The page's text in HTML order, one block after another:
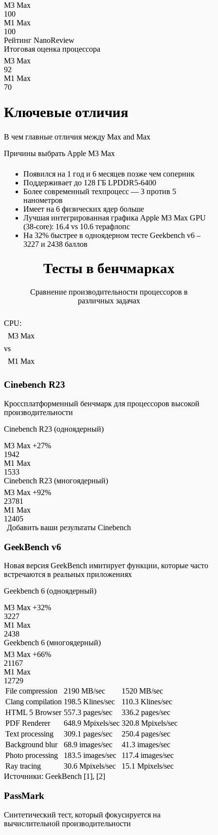
M3 Max
100
M1 Max
100
Рейтинг NanoReview
Итоговая оценка процессора
M3 Max
92
M1 Max
70
Ключевые отличия
В чем главные отличия между Max and Max
Причины выбрать Apple M3 Max
Появился на 1 год и 6 месяцев позже чем соперник
Поддерживает до 128 ГБ LPDDR5-6400
Более современный техпроцесс — 3 против 5
нанометров
Имеет на 6 физических ядер больше
Лучшая интегрированная графика Apple M3 Max GPU
(38-core): 16.4 vs 10.6 терафлопс
На 32% быстрее в одноядерном тесте Geekbench v6 –
3227 и 2438 баллов
Тесты в бенчмарках
Сравнение производительности процессоров в
различных задачах
CPU:
M3 Max
vs
M1 Max
Cinebench R23
Кроссплатформенный бенчмарк для процессоров высокой
производительности
Cinebench R23 (одноядерный)
M3 Max +27%
1942
M1 Max
1533
Cinebench R23 (многоядерный)
M3 Max +92%
23781
M1 Max
12405
Добавить ваши результаты Cinebench
GeekBench v6
Новая версия GeekBench имитирует функции, которые часто
встречаются в реальных приложениях
Geekbench 6 (одноядерный)
M3 Max +32%
3227
M1 Max
2438
Geekbench 6 (многоядерный)
M3 Max +66%
21167
M1 Max
12729
File compression
2190 MB/sec
1520 MB/sec
Clang compilation 198.5 Klines/sec
110.3 Klines/sec
HTML 5 Browser 557.3 pages/sec
336.2 pages/sec
PDF Renderer
648.9 Mpixels/sec 320.8 Mpixels/sec
Text processing
309.1 pages/sec
250.4 pages/sec
Background blur
68.9 images/sec
41.3 images/sec
Photo processing
183.5 images/sec
117.4 images/sec
Ray tracing
30.6 Mpixels/sec
15.1 Mpixels/sec
Источники: GeekBench [1], [2]
PassMark
Синтетический тест, который фокусируется на
вычислительной производительности